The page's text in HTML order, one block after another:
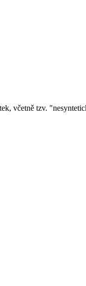
včetně tzv.